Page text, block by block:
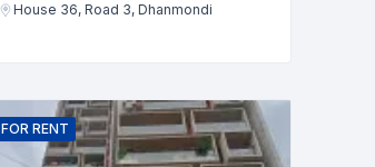
House 36, Road 3, Dhanmondi
FOR RENT